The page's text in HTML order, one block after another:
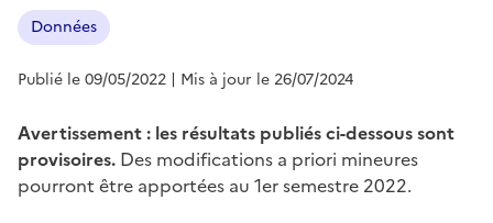
Données
Publié le 09/05/2022 | Mis à jour le 26/07/2024
Avertissement : les résultats publiés ci-dessous sont
provisoires. Des modifications a priori mineures
pourront être apportées au 1er semestre 2022.